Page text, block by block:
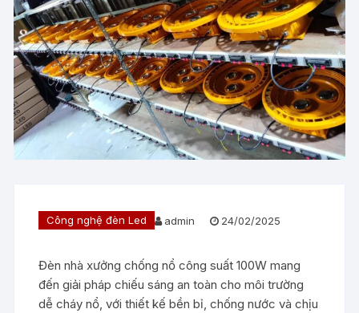
Công nghệ đèn Led admin 24/02/2025
Đèn nhà xưởng chống nổ công suất 100W mang
đến giải pháp chiếu sáng an toàn cho môi trường
dễ cháy nổ, với thiết kế bền bỉ, chống nước và chịu